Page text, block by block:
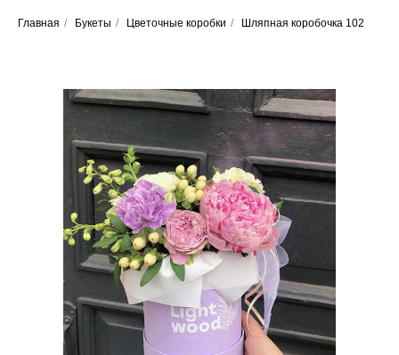
Главная / Букеты / Цветочные коробки / Шляпная коробочка 102